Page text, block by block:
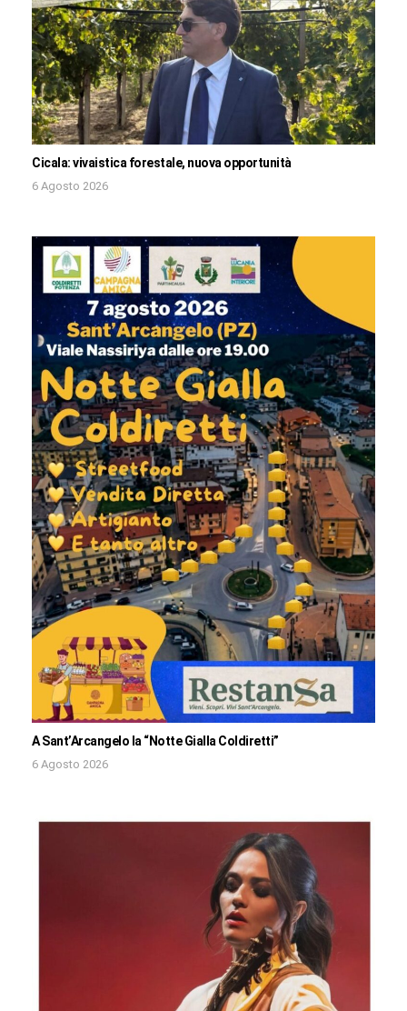
Cicala: vivaistica forestale, nuova opportunità
6 Agosto 2026
A Sant’Arcangelo la “Notte Gialla Coldiretti”
6 Agosto 2026